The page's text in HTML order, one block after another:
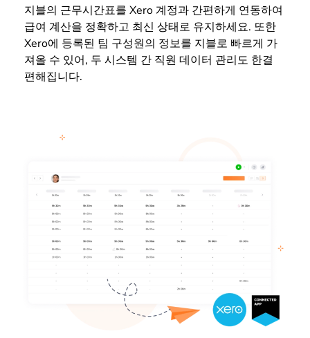
지블의 근무시간표를 Xero 계정과 간편하게 연동하여
급여 계산을 정확하고 최신 상태로 유지하세요. 또한
Xero에 등록된 팀 구성원의 정보를 지블로 빠르게 가
져올 수 있어, 두 시스템 간 직원 데이터 관리도 한결
편해집니다.